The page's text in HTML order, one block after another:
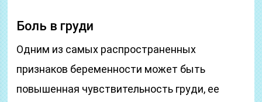
Боль в груди
Одним из самых распространенных
признаков беременности может быть
повышенная чувствительность груди, ее